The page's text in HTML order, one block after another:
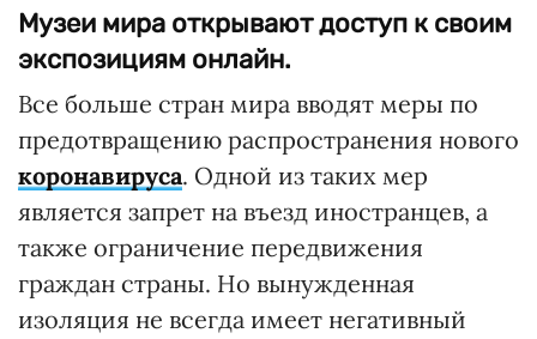
Музеи мира открывают доступ к своим
экспозициям онлайн.
Все больше стран мира вводят меры по
предотвращению распространения нового
коронавируса. Одной из таких мер
является запрет на въезд иностранцев, а
также ограничение передвижения
граждан страны. Но вынужденная
изоляция не всегда имеет негативный